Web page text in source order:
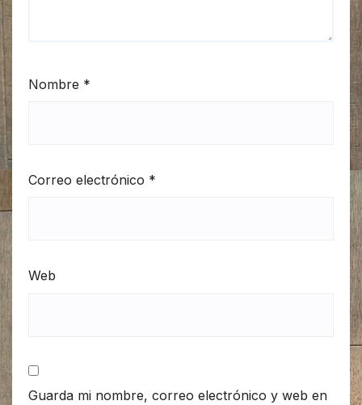
Nombre *
Correo electrónico *
Web
Guarda mi nombre, correo electrónico y web en